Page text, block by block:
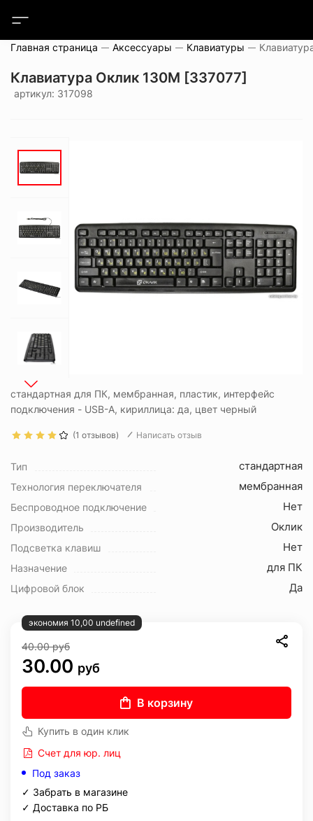
Главная страница Аксессуары Клавиатуры
Клавиатура Оклик 130M [337077]
артикул: 317098
стандартная для ПК, мембранная, пластик, интерфейс
подключения - USB-A, кириллица: да, цвет черный
(1 отзывов) Написать отзыв
Тип стандартная
Технология переключателя мембранная
Беспроводное подключение Нет
Производитель Оклик
Подсветка клавиш Нет
Назначение для ПК
Цифровой блок Да
экономия 10,00 undefined
40.00руб
30.00 руб
В корзину
Купить в один клик
Счет для юр. лиц
Под заказ
✓ Забрать в магазине
✓ Доставка по РБ